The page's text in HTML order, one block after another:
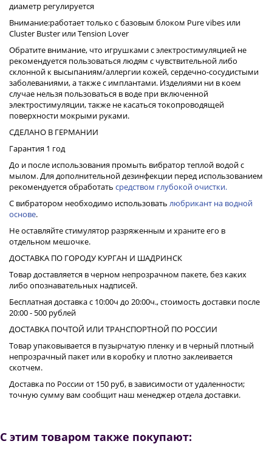
диаметр регулируется
Внимание:работает только с базовым блоком Pure vibes или
Cluster Buster или Tension Lover
Обратите внимание, что игрушками с электростимуляцией не
рекомендуется пользоваться людям с чувствительной либо
склонной к высыпаниям/аллергии кожей, сердечно-сосудистыми
заболеваниями, а также с имплантами. Изделиями ни в коем
случае нельзя пользоваться в воде при включенной
электростимуляции, также не касаться токопроводящей
поверхности мокрыми руками.
СДЕЛАНО В ГЕРМАНИИ
Гарантия 1 год
До и после использования промыть вибратор теплой водой с
мылом. Для дополнительной дезинфекции перед использованием
рекомендуется обработать средством глубокой очистки.
С вибратором необходимо использовать любрикант на водной
основе.
Не оставляйте стимулятор разряженным и храните его в
отдельном мешочке.
ДОСТАВКА ПО ГОРОДУ КУРГАН И ШАДРИНСК
Товар доставляется в черном непрозрачном пакете, без каких
либо опознавательных надписей.
Бесплатная доставка с 10:00ч до 20:00ч., стоимость доставки после
20:00 - 500 рублей
ДОСТАВКА ПОЧТОЙ ИЛИ ТРАНСПОРТНОЙ ПО РОССИИ
Товар упаковывается в пузырчатую пленку и в черный плотный
непрозрачный пакет или в коробку и плотно заклеивается
скотчем.
Доставка по России от 150 руб, в зависимости от удаленности;
точную сумму вам сообщит наш менеджер отдела доставки.
С этим товаром также покупают: